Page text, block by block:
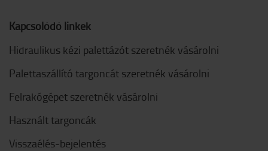
Kapcsolódó linkek
Hidraulikus kézi palettázót szeretnék vásárolni
Palettaszállító targoncát szeretnék vásárolni
Felrakógépet szeretnék vásárolni
Használt targoncák
Visszaélés-bejelentés